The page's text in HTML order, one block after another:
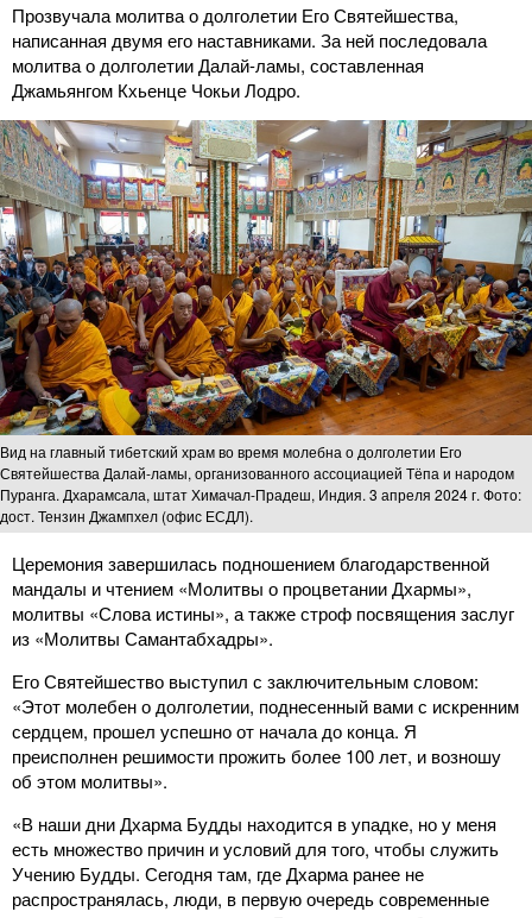
Прозвучала молитва о долголетии Его Святейшества,
написанная двумя его наставниками. За ней последовала
молитва о долголетии Далай-ламы, составленная
Джамьянгом Кхьенце Чокьи Лодро.
Вид на главный тибетский храм во время молебна о долголетии Его
Святейшества Далай-ламы, организованного ассоциацией Тёпа и народом
Пуранга. Дхарамсала, штат Химачал-Прадеш, Индия. 3 апреля 2024 г. Фото:
дост. Тензин Джампхел (офис ЕСДЛ).
Церемония завершилась подношением благодарственной
мандалы и чтением «Молитвы о процветании Дхармы»,
молитвы «Слова истины», а также строф посвящения заслуг
из «Молитвы Самантабхадры».
Его Святейшество выступил с заключительным словом:
«Этот молебен о долголетии, поднесенный вами с искренним
сердцем, прошел успешно от начала до конца. Я
преисполнен решимости прожить более 100 лет, и возношу
об этом молитвы».
«В наши дни Дхарма Будды находится в упадке, но у меня
есть множество причин и условий для того, чтобы служить
Учению Будды. Сегодня там, где Дхарма ранее не
распространялась, люди, в первую очередь современные